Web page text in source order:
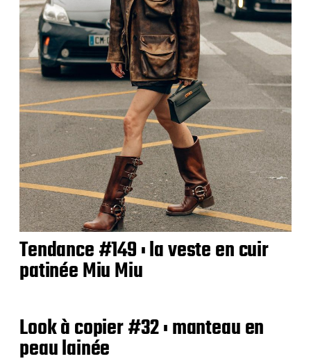
Tendance #149 : la veste en cuir
patinée Miu Miu
Look à copier #32 : manteau en
peau lainée